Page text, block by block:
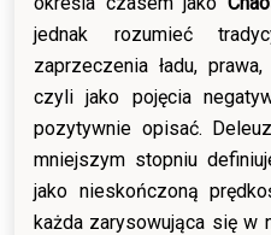
jednak rozumieć
zaprzeczenia ładu,
czyli jako pojęcia
pozytywnie opisać.
mniejszym stopniu
jako nieskończoną
każda zarysowująca się w